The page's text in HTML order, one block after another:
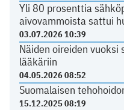
Yli 80 prosenttia
aivovammoista sattui
03.07.2026 10:39
Näiden oireiden vuoksi
lääkäriin
04.05.2026 08:52
Suomalaisen
15.12.2025 08:19